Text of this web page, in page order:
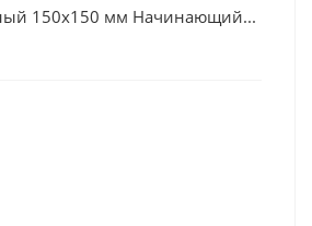
150х150 мм Начинающий...